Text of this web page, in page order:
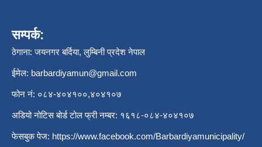
सम्पर्क:
ठेगाना: जयनगर बर्दिया, लुम्बिनी प्रदेश नेपाल
ईमेल: barbardiyamun@gmail.com
फोन नं: ०८४-४०४१००,४०४१०७
अडियो नोटिस बोर्ड टोल फ्री नम्बर: १६१८-०८४-४०४१०७
फेसबुक पेज: https://www.facebook.com/Barbardiyamunicipality/